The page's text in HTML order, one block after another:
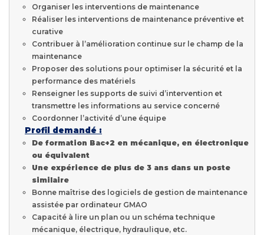
Organiser les interventions de maintenance
Réaliser les interventions de maintenance préventive et
curative
Contribuer à l’amélioration continue sur le champ de la
maintenance
Proposer des solutions pour optimiser la sécurité et la
performance des matériels
Renseigner les supports de suivi d’intervention et
transmettre les informations au service concerné
Coordonner l’activité d’une équipe
Profil demandé :
De formation Bac+2 en mécanique, en électronique
ou équivalent
Une expérience de plus de 3 ans dans un poste
similaire
Bonne maîtrise des logiciels de gestion de maintenance
assistée par ordinateur GMAO
Capacité à lire un plan ou un schéma technique
mécanique, électrique, hydraulique, etc.